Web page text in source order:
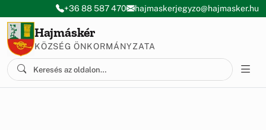
Ugrás a menüre
Ugrás a tartalomra
+36 88 587 470 hajmaskerjegyzo@hajmasker.hu
Hajmáskér
KÖZSÉG ÖNKORMÁNYZATA